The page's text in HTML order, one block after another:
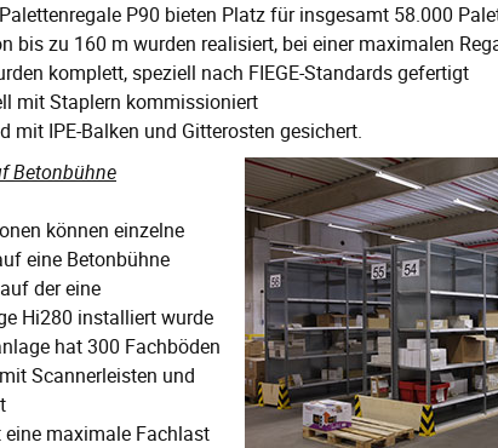
P90 bieten Platz für insgesamt 58.000
bis zu 160 m wurden realisiert, bei einer maximalen
komplett, speziell nach FIEGE-Standards gefertigt
mit Staplern kommissioniert
mit IPE-Balken und Gitterosten gesichert.
Betonbühne
können einzelne
eine Betonbühne
der eine
Hi280 installiert wurde
hat 300 Fachböden
Scannerleisten und
maximale Fachlast